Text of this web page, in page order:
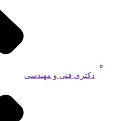
دکتری فنی و مهندسی